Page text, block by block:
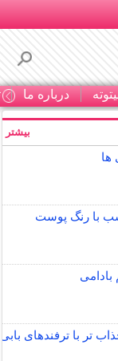
درباره ما
ها
با رنگ پوست
تر با ترفندهای بابی
بیشتر